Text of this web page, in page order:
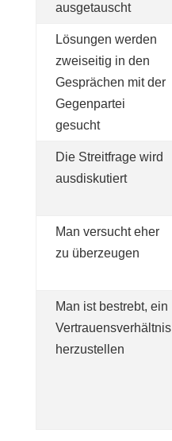
ausgetauscht
Lösungen werden
zweiseitig in den
Gesprächen mit der
Gegenpartei
gesucht
Die Streitfrage wird
ausdiskutiert
Man versucht eher
zu überzeugen
Man ist bestrebt, ein
Vertrauensverhältnis
herzustellen